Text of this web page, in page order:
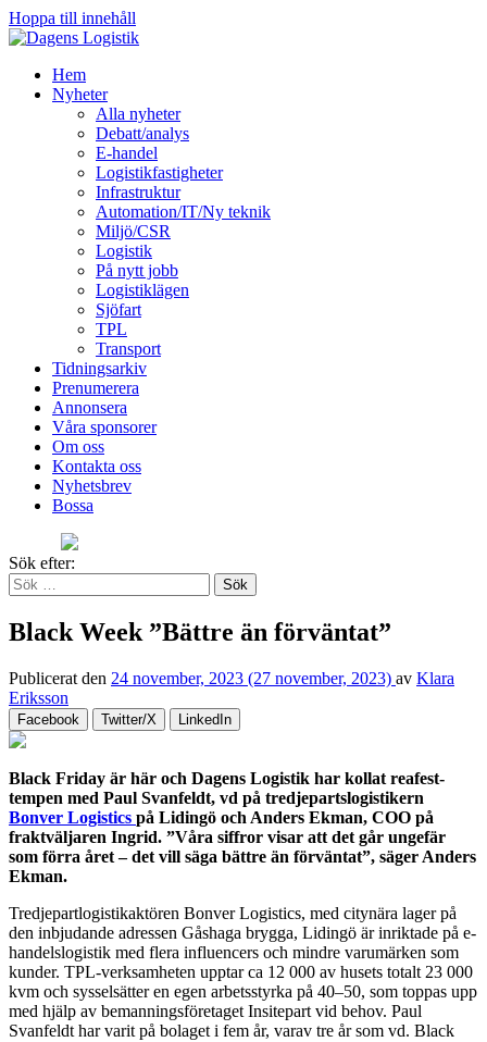
Hoppa till innehåll
Hem
Nyheter
Alla nyheter
Debatt/analys
E-handel
Logistikfastigheter
Infrastruktur
Automation/IT/Ny teknik
Miljö/CSR
Logistik
På nytt jobb
Logistiklägen
Sjöfart
TPL
Transport
Tidningsarkiv
Prenumerera
Annonsera
Våra sponsorer
Om oss
Kontakta oss
Nyhetsbrev
Bossa
Sök efter:
Black Week ”Bättre än förväntat”
Publicerat den 24 november, 2023 (27 november, 2023) av Klara
Eriksson
Facebook Twitter/X LinkedIn
Black Friday är här och Dagens Logistik har kollat reafest-
tempen med Paul Svanfeldt, vd på tredjepartslogistikern
Bonver Logistics på Lidingö och Anders Ekman, COO på
fraktväljaren Ingrid. ”Våra siffror visar att det går ungefär
som förra året – det vill säga bättre än förväntat”, säger Anders
Ekman.
Tredjepartlogistikaktören Bonver Logistics, med citynära lager på
den inbjudande adressen Gåshaga brygga, Lidingö är inriktade på e-
handelslogistik med flera influencers och mindre varumärken som
kunder. TPL-verksamheten upptar ca 12 000 av husets totalt 23 000
kvm och sysselsätter en egen arbetsstyrka på 40–50, som toppas upp
med hjälp av bemanningsföretaget Insitepart vid behov. Paul
Svanfeldt har varit på bolaget i fem år, varav tre år som vd. Black